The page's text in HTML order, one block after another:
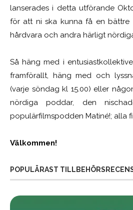
lanserades i detta utförande
för att ni ska kunna få en bättre
hårdvara och andra härligt
Så häng med i
framförallt, häng med och
(varje söndag kl 15.00) eller
nördiga poddar, den
populärfilmspodden Matiné!; alla
Välkommen!
POPULÄRAST